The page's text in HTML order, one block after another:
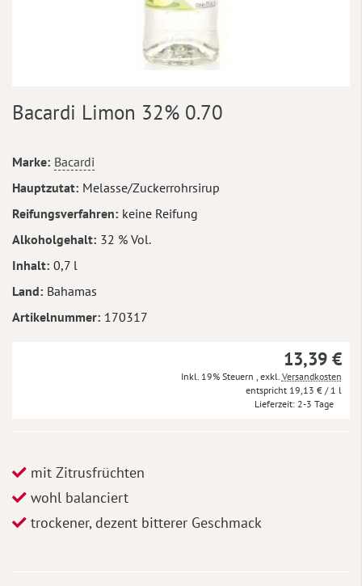
Anfang
springen
Bacardi Limon 32% 0.70
Mehr
Informationen
Marke Bacardi
Hauptzutat Melasse/Zuckerrohrsirup
Reifungsverfahren keine Reifung
Alkoholgehalt 32 % Vol.
Inhalt 0,7 l
Land Bahamas
Artikelnummer 170317
13,39 €
Inkl. 19% Steuern exkl. Versandkosten
19,13 € / 1 l
Lieferzeit 2-3 Tage
mit Zitrusfrüchten
wohl balanciert
trockener, dezent bitterer Geschmack